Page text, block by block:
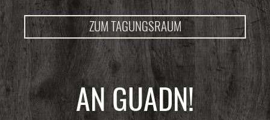
ZUM TAGUNGSRAUM
AN GUADN!